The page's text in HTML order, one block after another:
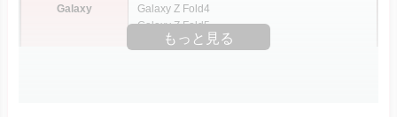
Galaxy
Galaxy Z Fold4
Galaxy Z Fold5
Galaxy Z Flip4
もっと見る